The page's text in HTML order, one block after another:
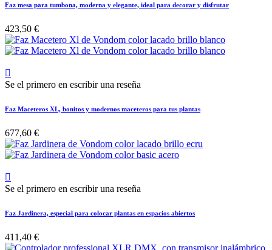
Faz mesa para tumbona, moderna y elegante, ideal para decorar y disfrutar
423,50 €

Se el primero en escribir una reseña
Faz Maceteros XL, bonitos y modernos maceteros para tus plantas
677,60 €

Se el primero en escribir una reseña
Faz Jardinera, especial para colocar plantas en espacios abiertos
411,40 €